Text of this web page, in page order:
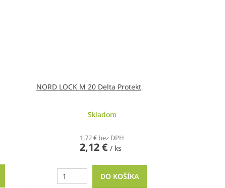
NORD LOCK M 20 Delta Protekt
Skladom
1,72 € bez DPH
2,12 €/ ks
DO KOŠÍKA